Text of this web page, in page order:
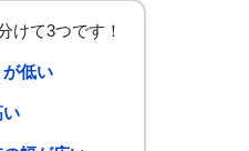
けて3つです！
低い
い